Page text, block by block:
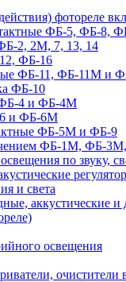
фотореле
ФБ-5, ФБ-8,
2, 2М, 7, 13, 14
ФБ-16
ФБ-11, ФБ-11М и
ФБ-10
ФБ-4 и ФБ-4М
6 и ФБ-6М
ФБ-5М и ФБ-9
ФБ-1М, ФБ-
по звуку,
и света
аккустические и
освещения
очистители